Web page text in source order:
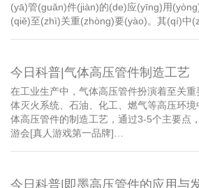
(yā)管(guǎn)件(jiàn)的(de)应(yīng)用
(qiě)至(zhì)关重(zhòng)要(yào)。其(qí)中
今日科普|气体高压管件制造工艺
在工业生产中，气体高压管件扮演着至关
体灭火系统、石油、化工、燃气等高压环
体高压管件的制造工艺，通过3-5个主要点
游会[真人游戏第一品牌]…
今日科普|即墨高压管件的应用与